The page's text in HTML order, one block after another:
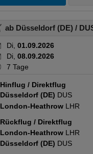
ab Düsseldorf (DE) /
Di, 01.09.2026
Di, 08.09.2026
7 Tage
Hinflug / Direktflug
Düsseldorf (DE) DUS
London-Heathrow LHR
Rückflug / Direktflug
London-Heathrow LHR
Düsseldorf (DE) DUS